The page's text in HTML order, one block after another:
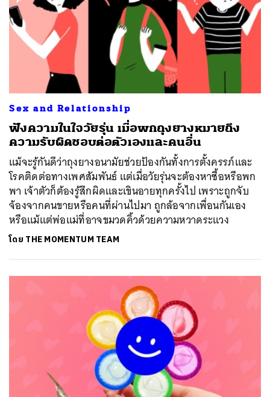
Sex and Relationship
ฟังความในใจวัยรุ่น เมื่อพกถุงยางหมายถึง
ความรับผิดชอบต่อตัวเองและคนอื่น
แม้จะรู้กันดีว่าถุงยางอนามัยช่วยป้องกันทั้งการตั้งครรภ์และ
โรคติดต่อทางเพศสัมพันธ์ แต่เมื่อวัยรุ่นจะต้องหาซื้อหรือพก
พา เจ้าตัวก็ต้องรู้สึกผิดและเขินอายทุกครั้งไป เพราะถูกจับ
จ้องจากคนขายหรือคนที่ผ่านไปมา ถูกล้อจากเพื่อนกันเอง
หรือแม้แต่พ่อแม่ที่อาจขมวดคิ้วด้วยความหวาดระแวง
โดย THE MOMENTUM TEAM